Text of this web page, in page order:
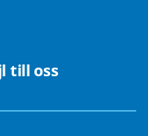
till oss